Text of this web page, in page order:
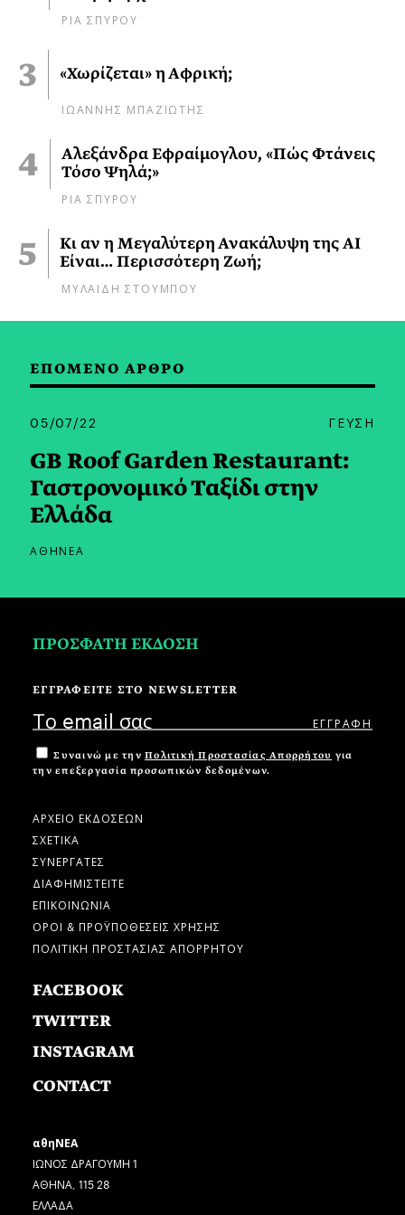
ΡΙΑ ΣΠΥΡΟΥ
«Χωρίζεται» η Αφρική;
ΙΩΑΝΝΗΣ ΜΠΑΖΙΩΤΗΣ
Αλεξάνδρα Εφραίμογλου, «Πώς Φτάνεις
Τόσο Ψηλά;»
ΡΙΑ ΣΠΥΡΟΥ
Κι αν η Μεγαλύτερη Ανακάλυψη της AI
Είναι… Περισσότερη Ζωή;
ΜΥΛΑΙΔΗ ΣΤΟΥΜΠΟΥ
ΕΠΟΜΕΝΟ ΑΡΘΡΟ
05/07/22 ΓΕΥΣΗ
GB Roof Garden Restaurant:
Γαστρονομικό Ταξίδι στην
Ελλάδα
ΑΘΗΝΕΑ
ΠΡΟΣΦΑΤΗ ΕΚΔΟΣΗ
ΕΓΓΡΑΦΕΙΤΕ ΣΤΟ NEWSLETTER
Συναινώ με την Πολιτική Προστασίας Απορρήτου για
την επεξεργασία προσωπικών δεδομένων.
ΑΡΧΕΙΟ ΕΚΔΟΣΕΩΝ
ΣΧΕΤΙΚΑ
ΣΥΝΕΡΓΑΤΕΣ
ΔΙΑΦΗΜΙΣΤΕΙΤΕ
ΕΠΙΚΟΙΝΩΝΙΑ
ΟΡΟΙ & ΠΡΟΫΠΟΘΕΣΕΙΣ ΧΡΗΣΗΣ
ΠΟΛΙΤΙΚΗ ΠΡΟΣΤΑΣΙΑΣ ΑΠΟΡΡΗΤΟΥ
FACEBOOK
TWITTER
INSTAGRAM
CONTACT
αθηΝΕΑ
ΙΩΝΟΣ ΔΡΑΓΟΥΜΗ 1
ΑΘΗΝΑ, 115 28
ΕΛΛΑΔΑ